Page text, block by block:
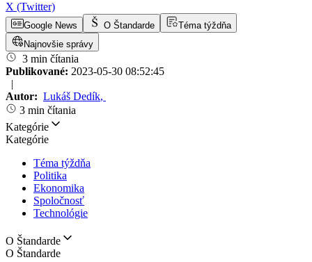
X (Twitter)
Google News O Štandarde
Téma týždňa
Najnovšie správy
3 min čítania
Publikované: 2023-05-30 08:52:45
|
Autor: Lukáš Dedík,
3 min čítania
Kategórie
Kategórie
Téma týždňa
Politika
Ekonomika
Spoločnosť
Technológie
O Štandarde
O Štandarde